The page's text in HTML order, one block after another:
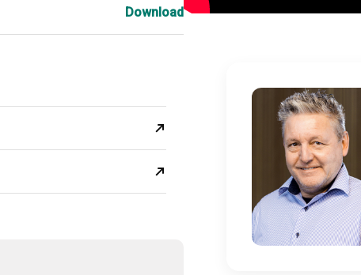
Download